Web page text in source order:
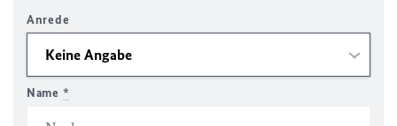
Anrede
Name *